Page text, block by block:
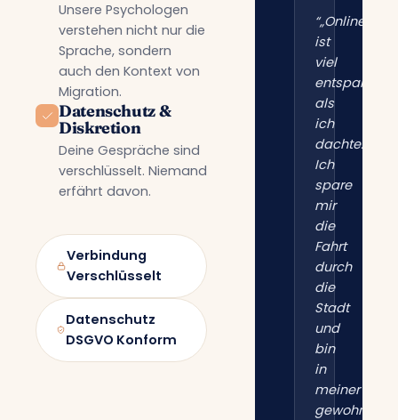
Unsere Psychologen
verstehen nicht nur die
Sprache, sondern
auch den Kontext von
Migration.
Datenschutz &
Diskretion
Deine Gespräche sind
verschlüsselt. Niemand
erfährt davon.
Verbindung
Verschlüsselt
Datenschutz
DSGVO Konform
“„Online
ist
viel
entspannter
als
ich
dachte.
Ich
spare
mir
die
Fahrt
durch
die
Stadt
und
bin
in
meiner
gewohnten